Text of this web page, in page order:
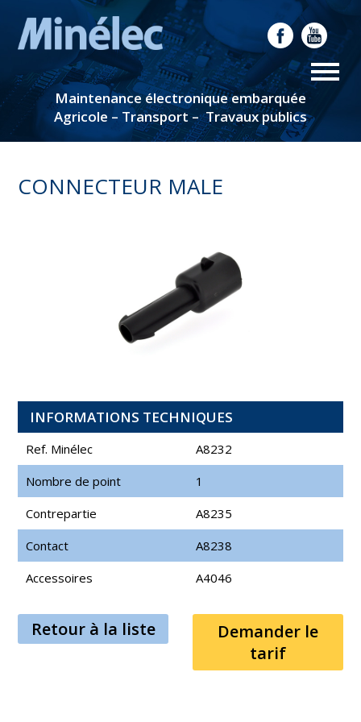
Maintenance électronique embarquée
Agricole – Transport – Travaux publics
CONNECTEUR MALE
INFORMATIONS TECHNIQUES
Ref. Minélec
A8232
Nombre de point
1
Contrepartie
A8235
Contact
A8238
Accessoires
A4046
Retour à la liste
Demander le
tarif